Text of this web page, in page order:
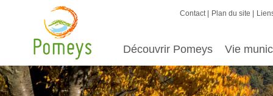
Contact Plan du site
Découvrir Pomeys Vie